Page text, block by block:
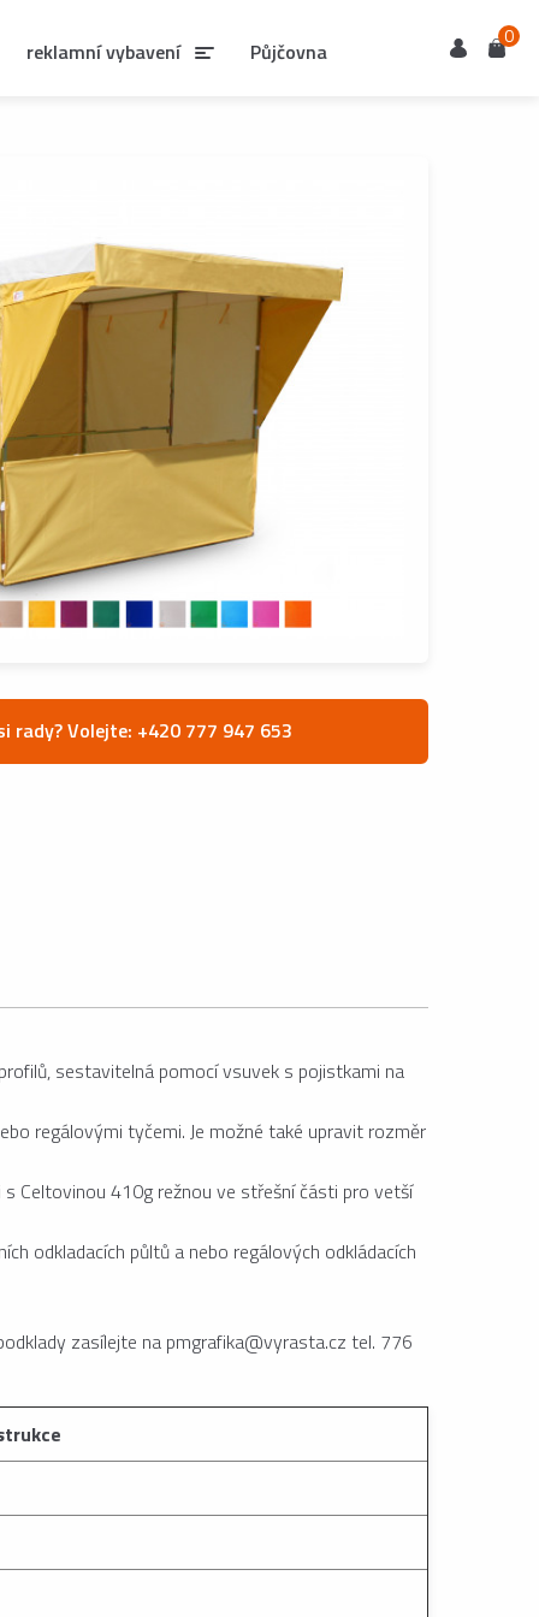
rady? Volejte: +420 777 947 653
sestavitelná pomocí vsuvek s pojistkami na
regálovými tyčemi. Je možné také upravit rozměr
Celtovinou 410g režnou ve střešní části pro vetší
odkladacích půltů a nebo regálových odkládacích
zasílejte na pmgrafika@vyrasta.cz tel. 776
reklamní vybavení Půjčovna UživatelKošík
0